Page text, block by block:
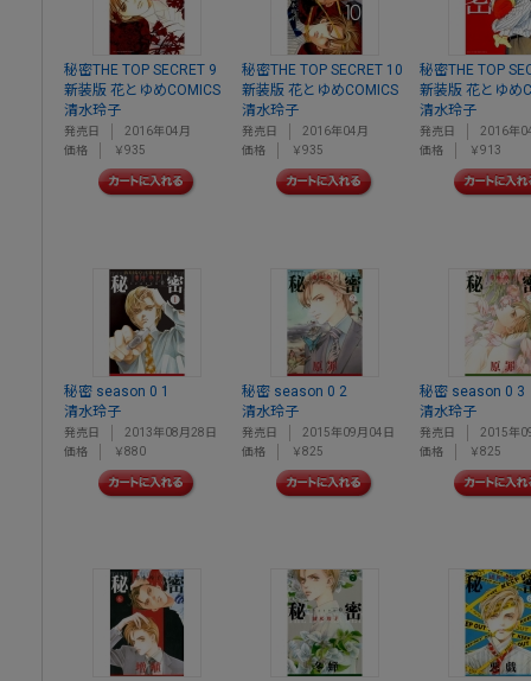
秘密THE TOP SECRET 9
新装版 花とゆめCOMICS
清水玲子
発売日
2016年04月
価格
￥935
秘密THE TOP SECRET 10
新装版 花とゆめCOMICS
清水玲子
発売日
2016年04月
価格
￥935
秘密THE TOP
新装版 花とゆめ
清水玲子
発売日
2016年
価格
￥913
秘密 season 0 1
清水玲子
発売日
2013年08月28日
価格
￥880
秘密 season 0 2
清水玲子
発売日
2015年09月04日
価格
￥825
秘密 season 0 3
清水玲子
発売日
2015年
価格
￥825